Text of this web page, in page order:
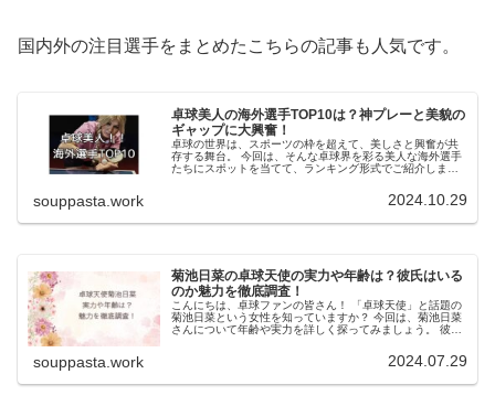
国内外の注目選手をまとめたこちらの記事も人気です。
卓球美人の海外選手TOP10は？神プレーと美貌の
ギャップに大興奮！
卓球の世界は、スポーツの枠を超えて、美しさと興奮が共
存する舞台。 今回は、そんな卓球界を彩る美人な海外選手
たちにスポットを当てて、ランキング形式でご紹介しま
レーに、あなたはきっと心を奪われるはずです。 海外の卓
球界で活躍する彼女たちの魅力をあますところなくお伝え
souppasta.work 2024.10.29
菊池日菜の卓球天使の実力や年齢は？彼氏はいる
のか魅力を徹底調査！
こんにちは、卓球ファンの皆さん！ 「卓球天使」と話題の
菊池日菜という女性を知っていますか？ 今回は、菊池日菜
さんについて年齢や実力を詳しく探ってみましょう。 彼女
事実も紹介します。 気になる彼女の恋愛事情にも迫りま
す。 一緒に菊池日菜さんの魅力を探っていきましょう！
souppasta.work 2024.07.29